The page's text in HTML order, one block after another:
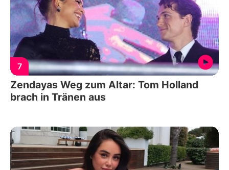
7
Zendayas Weg zum Altar: Tom Holland
brach in Tränen aus